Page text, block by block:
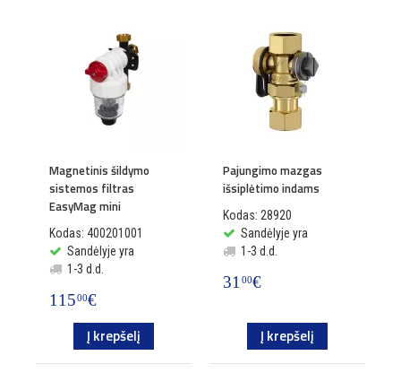
Magnetinis šildymo
sistemos filtras
EasyMag mini
Kodas: 400201001
Sandėlyje yra
1-3 d.d.
11500€
Į krepšelį
Pajungimo mazgas
išsiplėtimo indams
Kodas: 28920
Sandėlyje yra
1-3 d.d.
3100€
Į krepšelį